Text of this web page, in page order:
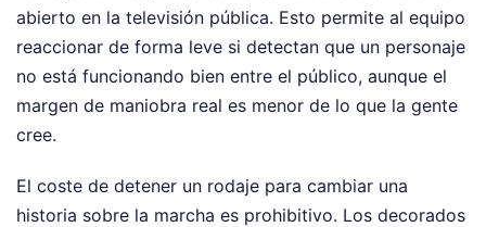
abierto en la televisión pública. Esto permite al equipo
reaccionar de forma leve si detectan que un personaje
no está funcionando bien entre el público, aunque el
margen de maniobra real es menor de lo que la gente
cree.
El coste de detener un rodaje para cambiar una
historia sobre la marcha es prohibitivo. Los decorados